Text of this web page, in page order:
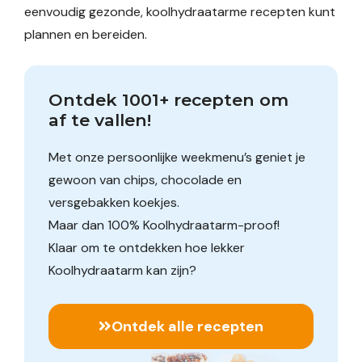
eenvoudig gezonde, koolhydraatarme recepten kunt
plannen en bereiden.
Ontdek 1001+ recepten om
af te vallen!
Met onze persoonlijke weekmenu’s geniet je
gewoon van chips, chocolade en
versgebakken koekjes.
Maar dan 100% Koolhydraatarm-proof!
Klaar om te ontdekken hoe lekker
Koolhydraatarm kan zijn?
Ontdek alle recepten